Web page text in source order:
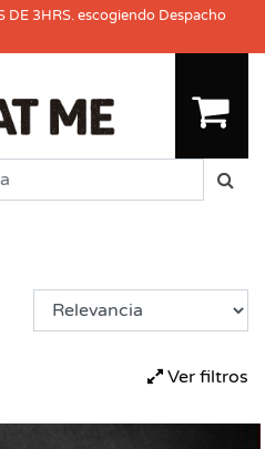
DE 3HRS. escogiendo Despacho
Ver filtros